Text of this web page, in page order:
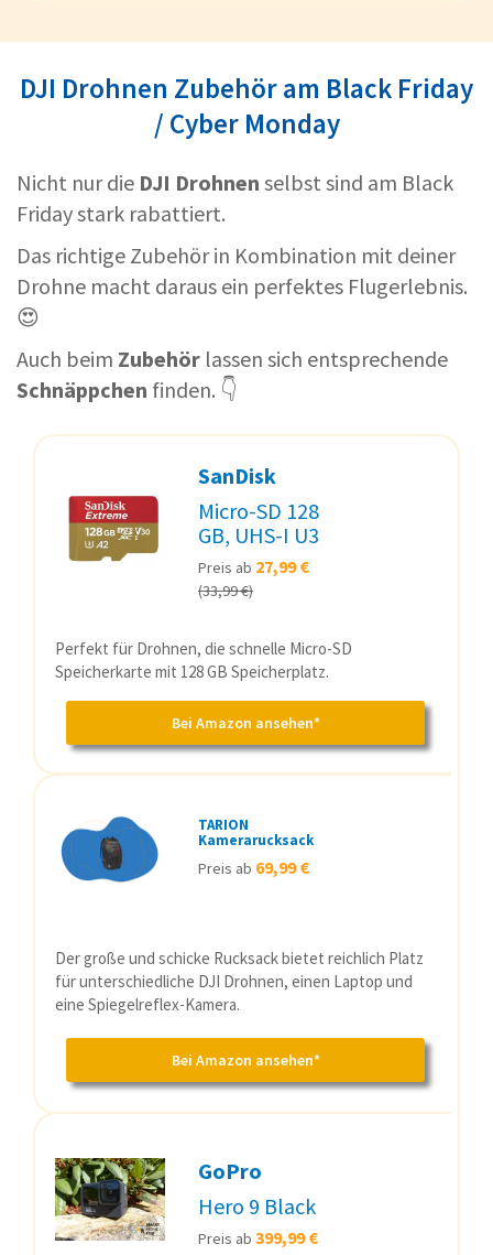
DJI Drohnen Zubehör am Black Friday
/ Cyber Monday
Nicht nur die DJI Drohnen selbst sind am Black
Friday stark rabattiert.
Das richtige Zubehör in Kombination mit deiner
Drohne macht daraus ein perfektes Flugerlebnis.
😍
Auch beim Zubehör lassen sich entsprechende
Schnäppchen finden. 👇
SanDisk
Micro-SD 128
GB, UHS-I U3
Preis ab 27,99 €
(33,99 €)
Perfekt für Drohnen, die schnelle Micro-SD
Speicherkarte mit 128 GB Speicherplatz.
Bei Amazon ansehen*
TARION
Kamerarucksack
Preis ab 69,99 €
Der große und schicke Rucksack bietet reichlich Platz
für unterschiedliche DJI Drohnen, einen Laptop und
eine Spiegelreflex-Kamera.
Bei Amazon ansehen*
GoPro
Hero 9 Black
Preis ab 399,99 €